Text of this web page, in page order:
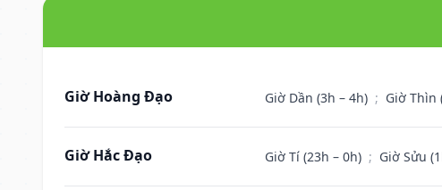
Giờ Hoàng Đạo Giờ Dần (3h – 4h) ; Giờ Thìn
Giờ Hắc Đạo Giờ Tí (23h – 0h) ; Giờ Sửu